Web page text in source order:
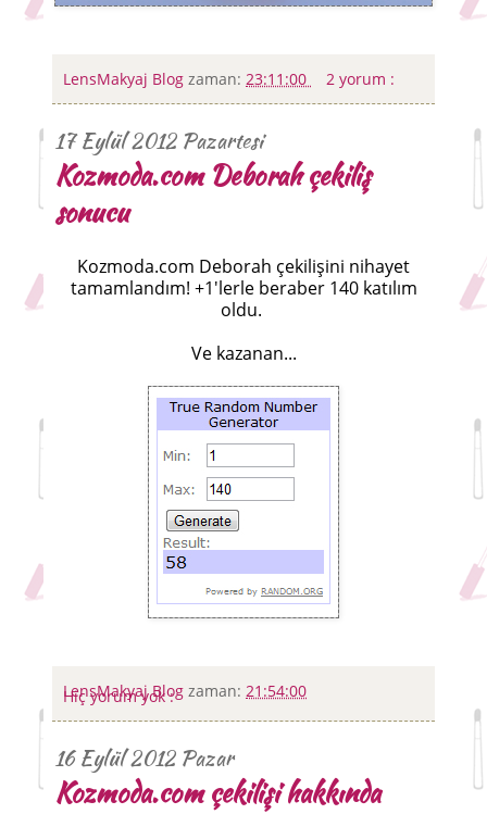
LensMakyaj Blog zaman: 23:11:00 2 yorum :
17 Eylül 2012 Pazartesi
Kozmoda.com Deborah çekiliş
sonucu
Kozmoda.com Deborah çekilişini nihayet
tamamlandım! +1'lerle beraber 140 katılım
oldu.
Ve kazanan...
LensMakyaj Blog zaman: 21:54:00
Hiç yorum yok :
16 Eylül 2012 Pazar
Kozmoda.com çekilişi hakkında